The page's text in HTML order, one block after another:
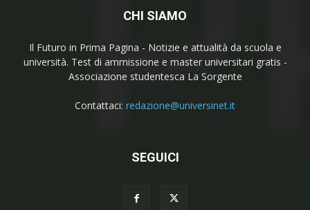
CHI SIAMO
Il Futuro in Prima Pagina - Notizie e attualità da scuola e
università. Test di ammissione e master universitari gratis -
Associazione studentesca La Sorgente
Contattaci: redazione@universinet.it
SEGUICI